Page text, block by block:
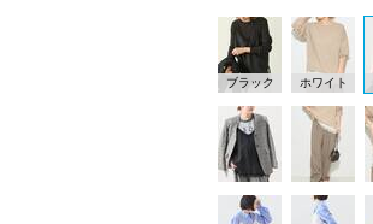
ブラック ホワイト